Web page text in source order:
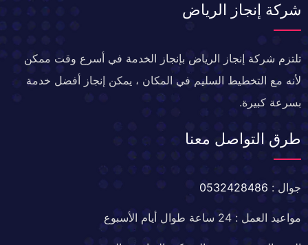
شركة إنجاز الرياض
تلتزم شركة إنجاز الرياض بإنجاز الخدمة في أسرع وقت ممكن
لأنه مع التخطيط السليم في المكان ، يمكن إنجاز أفضل خدمة
بسرعة كبيرة.
طرق التواصل معنا
جوال : 0532428486
مواعيد العمل : 24 ساعة طوال أيام الأسبوع